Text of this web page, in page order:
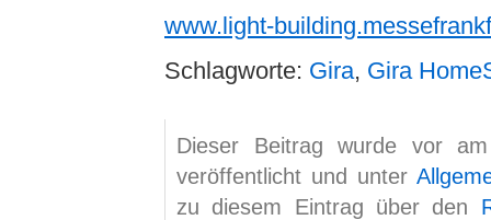
www.light-
Schlagworte: Gira, Gira
Dieser Beitrag wurde vor
veröffentlicht und unter
zu diesem Eintrag über den